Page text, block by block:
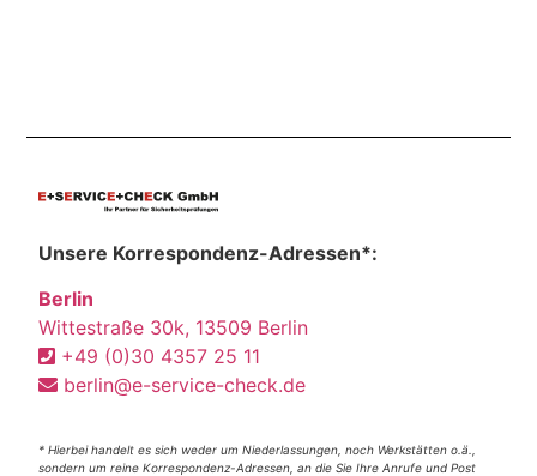
Unsere Korrespondenz-Adressen*:
Berlin
Wittestraße 30k, 13509 Berlin
+49 (0)30 4357 25 11
berlin@e-service-check.de
* Hierbei handelt es sich weder um Niederlassungen, noch Werkstätten o.ä.,
sondern um reine Korrespondenz-Adressen, an die Sie Ihre Anrufe und Post